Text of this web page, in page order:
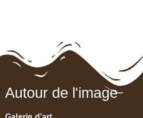
Autour de l'image